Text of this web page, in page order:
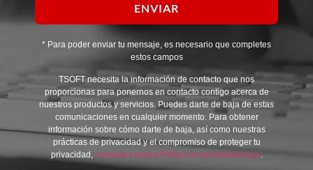
ENVIAR
* Para poder enviar tu mensaje, es necesario que completes
estos campos
TSOFT necesita la información de contacto que nos
proporcionas para ponernos en contacto contigo acerca de
nuestros productos y servicios. Puedes darte de baja de estas
comunicaciones en cualquier momento. Para obtener
información sobre cómo darte de baja, así como nuestras
prácticas de privacidad y el compromiso de proteger tu
privacidad, consulta nuestra Política de privacidad aquí.